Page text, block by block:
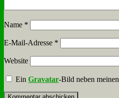
Name *
E-Mail-Adresse *
Website
EinGravatar-Bild neben